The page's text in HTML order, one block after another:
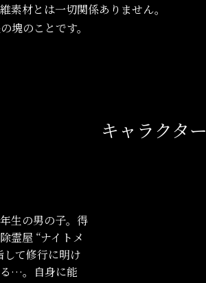
素材とは一切関係ありません。
塊のことです。
キャラクター
生の男の子。得
霊屋 “ナイトメ
て修行に明け
…。自身に能